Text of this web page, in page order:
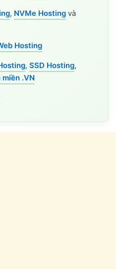
, NVMe Hosting và
Hosting
, SSD Hosting,
miền .VN